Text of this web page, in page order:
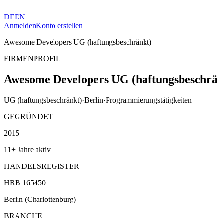
DEEN
AnmeldenKonto erstellen
Awesome Developers UG (haftungsbeschränkt)
FIRMENPROFIL
Awesome Developers UG
UG (haftungsbeschränkt)·Berlin·Programmierungstätigkeiten
GEGRÜNDET
2015
11+ Jahre aktiv
HANDELSREGISTER
HRB 165450
Berlin (Charlottenburg)
BRANCHE